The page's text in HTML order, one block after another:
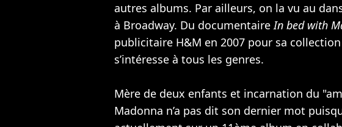
autres albums. Par ailleurs, on la vu au
à Broadway. Du documentaireIn bed with
publicitaire H&M en 2007 pour sa
s’intéresse à tous les genres.
Mère de deux enfants et incarnation du
Madonna n’a pas dit son dernier mot